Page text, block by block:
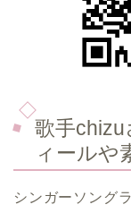
歌手
ィールや
シンガーソング